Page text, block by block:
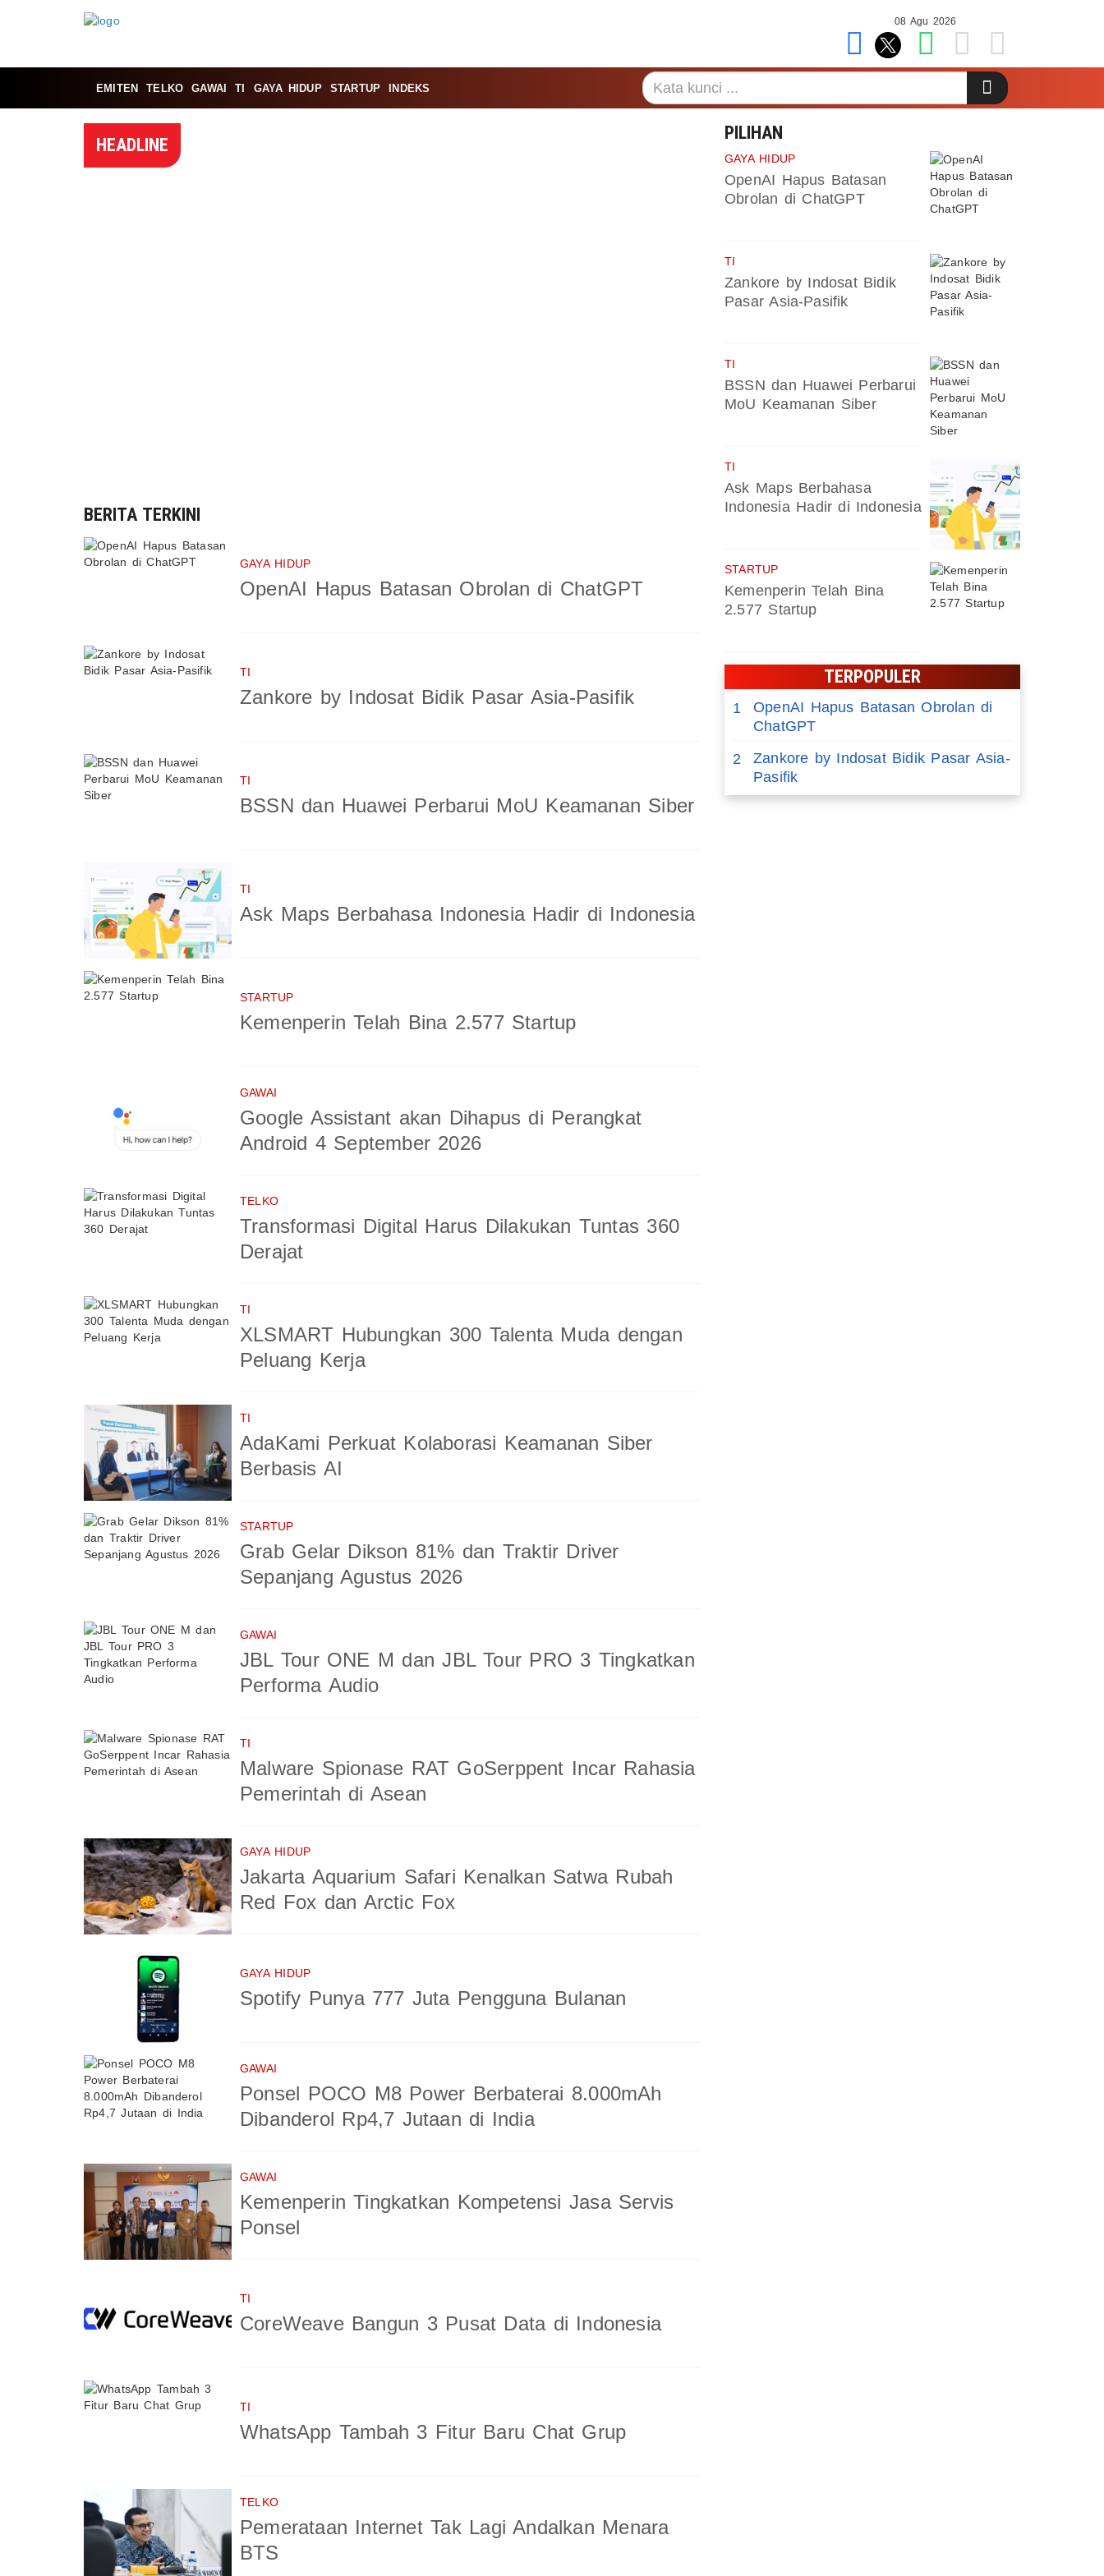
08 Agu 2026
EMITEN TELKO GAWAI TI GAYA HIDUP STARTUP INDEKS
HEADLINE
BERITA TERKINI
GAYA HIDUP
OpenAI Hapus Batasan Obrolan di ChatGPT
TI
Zankore by Indosat Bidik Pasar Asia-Pasifik
TI
BSSN dan Huawei Perbarui MoU Keamanan Siber
TI
Ask Maps Berbahasa Indonesia Hadir di Indonesia
STARTUP
Kemenperin Telah Bina 2.577 Startup
GAWAI
Google Assistant akan Dihapus di Perangkat
Android 4 September 2026
TELKO
Transformasi Digital Harus Dilakukan Tuntas 360
Derajat
TI
XLSMART Hubungkan 300 Talenta Muda dengan
Peluang Kerja
TI
AdaKami Perkuat Kolaborasi Keamanan Siber
Berbasis AI
STARTUP
Grab Gelar Dikson 81% dan Traktir Driver
Sepanjang Agustus 2026
GAWAI
JBL Tour ONE M dan JBL Tour PRO 3 Tingkatkan
Performa Audio
TI
Malware Spionase RAT GoSerppent Incar Rahasia
Pemerintah di Asean
GAYA HIDUP
Jakarta Aquarium Safari Kenalkan Satwa Rubah
Red Fox dan Arctic Fox
GAYA HIDUP
Spotify Punya 777 Juta Pengguna Bulanan
GAWAI
Ponsel POCO M8 Power Berbaterai 8.000mAh
Dibanderol Rp4,7 Jutaan di India
GAWAI
Kemenperin Tingkatkan Kompetensi Jasa Servis
Ponsel
TI
CoreWeave Bangun 3 Pusat Data di Indonesia
TI
WhatsApp Tambah 3 Fitur Baru Chat Grup
TELKO
Pemerataan Internet Tak Lagi Andalkan Menara
BTS
PILIHAN
GAYA HIDUP
OpenAI Hapus Batasan
Obrolan di ChatGPT
TI
Zankore by Indosat Bidik
Pasar Asia-Pasifik
TI
BSSN dan Huawei Perbarui
MoU Keamanan Siber
TI
Ask Maps Berbahasa
Indonesia Hadir di Indonesia
STARTUP
Kemenperin Telah Bina
2.577 Startup
TERPOPULER
1
OpenAI Hapus Batasan Obrolan di
ChatGPT
2
Zankore by Indosat Bidik Pasar Asia-
Pasifik